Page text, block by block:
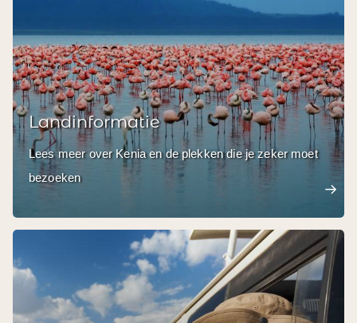
Landinformatie
Lees meer over Kenia en de plekken die je zeker moet
bezoeken